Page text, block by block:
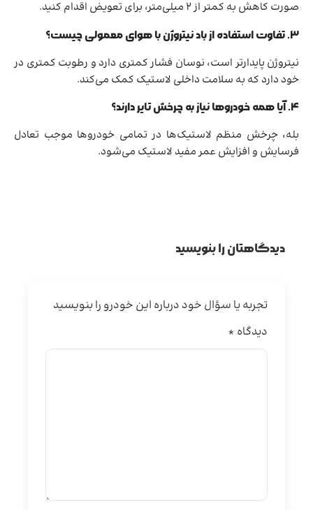
صورت کاهش به کمتر از ۲ میلی‌متر، برای تعویض اقدام کنید.
۳. تفاوت استفاده از باد نیتروژن با هوای معمولی چیست؟
نیتروژن پایدارتر است، نوسان فشار کمتری دارد و رطوبت کمتری در
خود دارد که به سلامت داخلی لاستیک کمک می‌کند.
۴. آیا همه خودروها نیاز به چرخش تایر دارند؟
بله، چرخش منظم لاستیک‌ها در تمامی خودروها موجب تعادل
فرسایش و افزایش عمر مفید لاستیک می‌شود.
دیدگاهتان را بنویسید
تجربه یا سؤال خود درباره این خودرو را بنویسید
دیدگاه *